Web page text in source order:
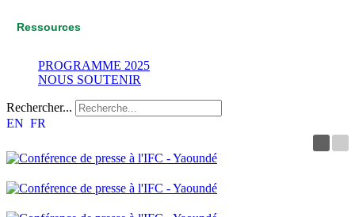
Ressources
PROGRAMME 2025
NOUS SOUTENIR
Rechercher...
EN FR